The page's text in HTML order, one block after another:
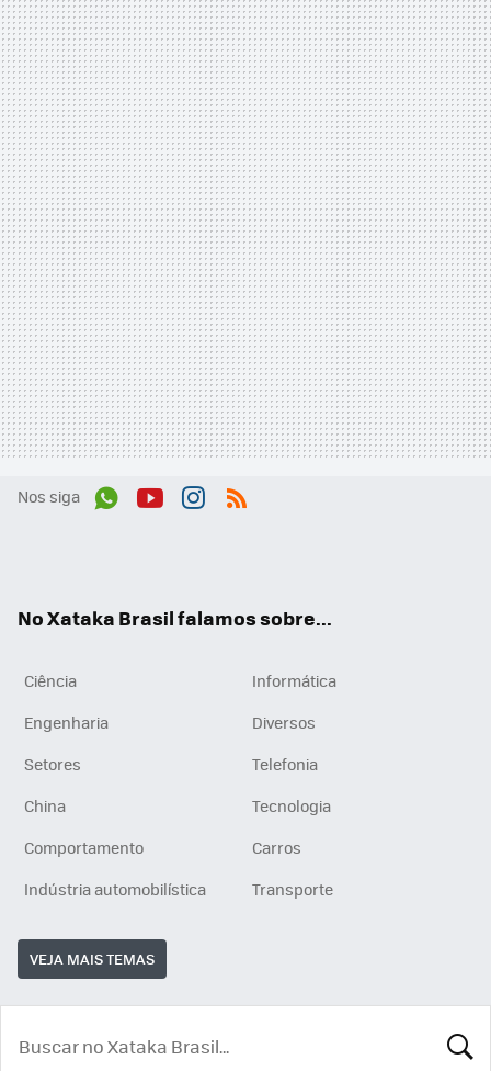
Nos siga
No Xataka Brasil falamos sobre...
Ciência
Informática
Engenharia
Diversos
Setores
Telefonia
China
Tecnologia
Comportamento
Carros
Indústria automobilística
Transporte
VEJA MAIS TEMAS